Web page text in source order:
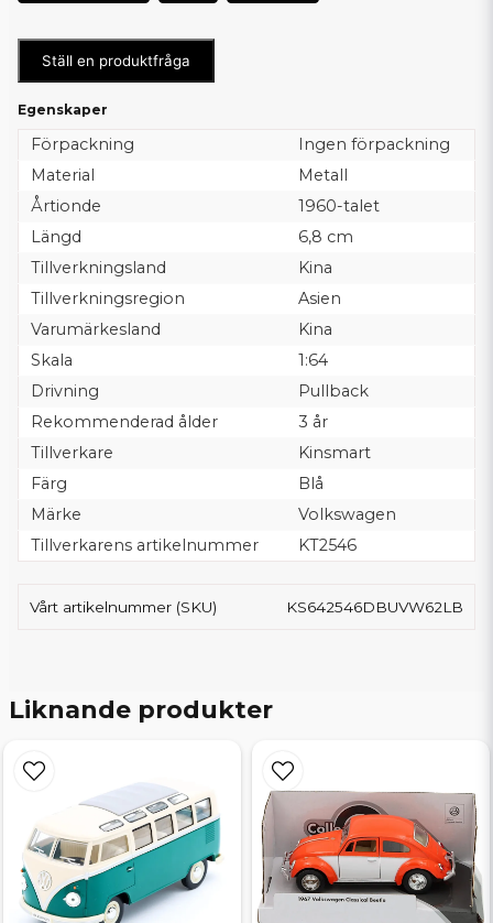
Ställ en produktfråga
Egenskaper
Förpackning
Ingen förpackning
Material
Metall
Årtionde
1960-talet
Längd
6,8 cm
Tillverkningsland
Kina
Tillverkningsregion
Asien
Varumärkesland
Kina
Skala
1:64
Drivning
Pullback
Rekommenderad ålder
3 år
Tillverkare
Kinsmart
Färg
Blå
Märke
Volkswagen
Tillverkarens artikelnummer
KT2546
Vårt artikelnummer (SKU) KS642546DBUVW62LB
Liknande produkter